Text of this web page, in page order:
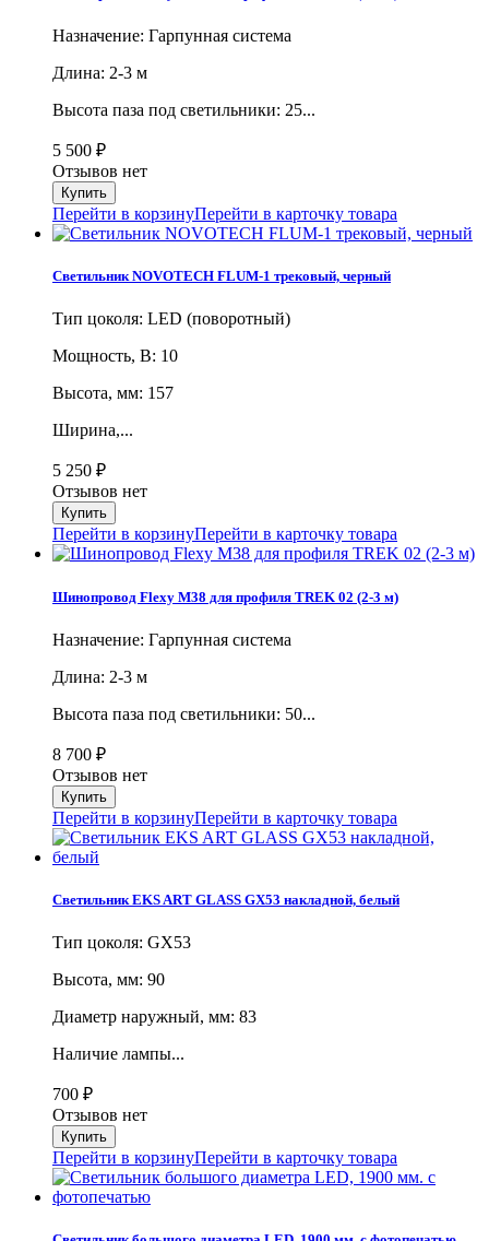
Назначение: Гарпунная система
Длина: 2-3 м
Высота паза под светильники: 25...
5 500 ₽
Отзывов нет
Перейти в корзинуПерейти в карточку товара
Светильник NOVOTECH FLUM-1 трековый, черный
Тип цоколя: LED (поворотный)
Мощность, В: 10
Высота, мм: 157
Ширина,...
5 250 ₽
Отзывов нет
Перейти в корзинуПерейти в карточку товара
Шинопровод Flexy M38 для профиля TREK 02 (2-3 м)
Назначение: Гарпунная система
Длина: 2-3 м
Высота паза под светильники: 50...
8 700 ₽
Отзывов нет
Перейти в корзинуПерейти в карточку товара
Светильник EKS ART GLASS GX53 накладной, белый
Тип цоколя: GX53
Высота, мм: 90
Диаметр наружный, мм: 83
Наличие лампы...
700 ₽
Отзывов нет
Перейти в корзинуПерейти в карточку товара